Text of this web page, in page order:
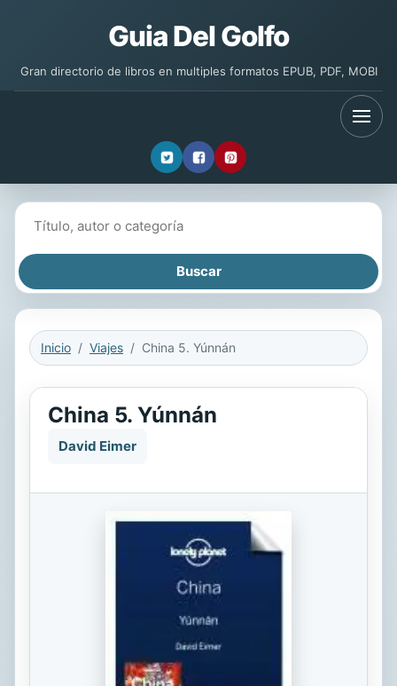
Guia Del Golfo
Gran directorio de libros en multiples formatos EPUB, PDF, MOBI
Inicio Viajes China 5. Yúnnán
China 5. Yúnnán
David Eimer